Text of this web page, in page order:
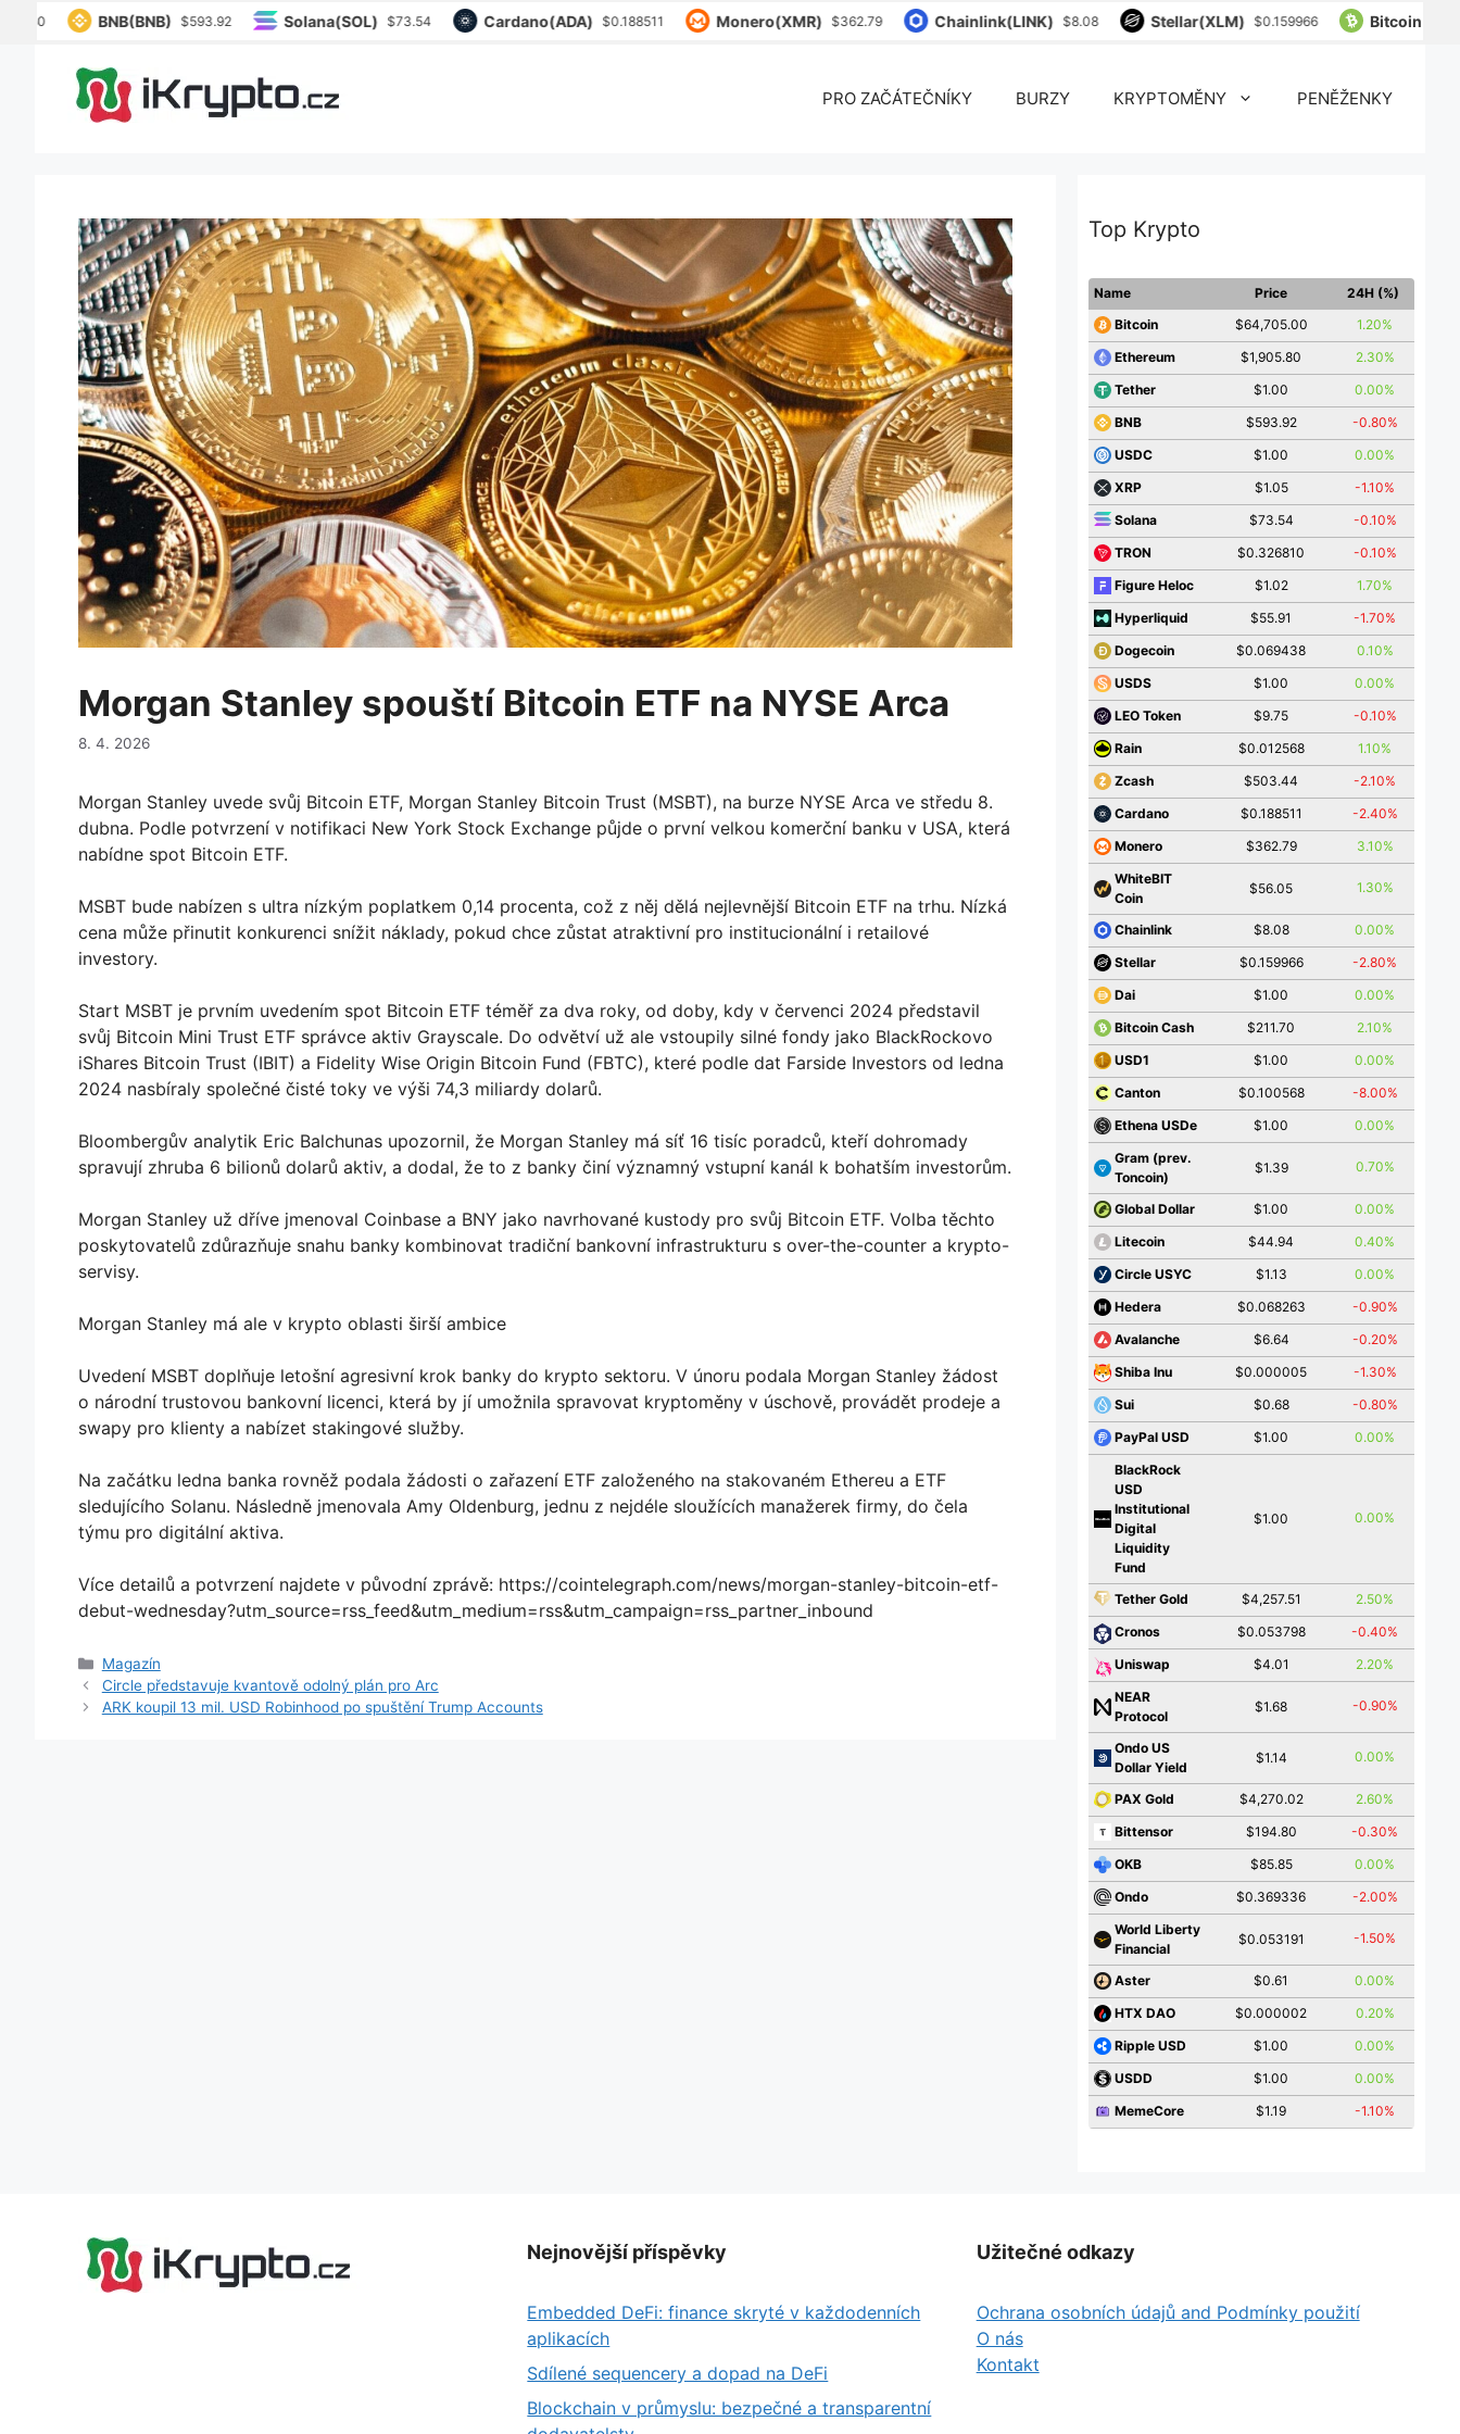
PřeskočitBNB(BNB) $593.92 Solana(SOL) $73.54 Cardano(ADA) $0.188511 Monero(XMR) $362.79 Chainlink(LINK) $8.08 Stellar(XLM) $0.159966 Bitcoin
PRO ZAČÁTEČNÍKY BURZY KRYPTOMĚNY PENĚŽENKY
Morgan Stanley spouští Bitcoin ETF na NYSE Arca
8. 4. 2026
Morgan Stanley uvede svůj Bitcoin ETF, Morgan Stanley Bitcoin Trust (MSBT), na burze NYSE Arca ve středu 8.
dubna. Podle potvrzení v notifikaci New York Stock Exchange půjde o první velkou komerční banku v USA, která
nabídne spot Bitcoin ETF.
MSBT bude nabízen s ultra nízkým poplatkem 0,14 procenta, což z něj dělá nejlevnější Bitcoin ETF na trhu. Nízká
cena může přinutit konkurenci snížit náklady, pokud chce zůstat atraktivní pro institucionální i retailové
investory.
Start MSBT je prvním uvedením spot Bitcoin ETF téměř za dva roky, od doby, kdy v červenci 2024 představil
svůj Bitcoin Mini Trust ETF správce aktiv Grayscale. Do odvětví už ale vstoupily silné fondy jako BlackRockovo
iShares Bitcoin Trust (IBIT) a Fidelity Wise Origin Bitcoin Fund (FBTC), které podle dat Farside Investors od ledna
2024 nasbíraly společné čisté toky ve výši 74,3 miliardy dolarů.
Bloombergův analytik Eric Balchunas upozornil, že Morgan Stanley má síť 16 tisíc poradců, kteří dohromady
spravují zhruba 6 bilionů dolarů aktiv, a dodal, že to z banky činí významný vstupní kanál k bohatším investorům.
Morgan Stanley už dříve jmenoval Coinbase a BNY jako navrhované kustody pro svůj Bitcoin ETF. Volba těchto
poskytovatelů zdůrazňuje snahu banky kombinovat tradiční bankovní infrastrukturu s over-the-counter a krypto-
servisy.
Morgan Stanley má ale v krypto oblasti širší ambice
Uvedení MSBT doplňuje letošní agresivní krok banky do krypto sektoru. V únoru podala Morgan Stanley žádost
o národní trustovou bankovní licenci, která by jí umožnila spravovat kryptoměny v úschově, provádět prodeje a
swapy pro klienty a nabízet stakingové služby.
Na začátku ledna banka rovněž podala žádosti o zařazení ETF založeného na stakovaném Ethereu a ETF
sledujícího Solanu. Následně jmenovala Amy Oldenburg, jednu z nejdéle sloužících manažerek firmy, do čela
týmu pro digitální aktiva.
Více detailů a potvrzení najdete v původní zprávě: https://cointelegraph.com/news/morgan-stanley-bitcoin-etf-
debut-wednesday?utm_source=rss_feed&utm_medium=rss&utm_campaign=rss_partner_inbound
Rubriky
Magazín
Circle představuje kvantově odolný plán pro Arc
ARK koupil 13 mil. USD Robinhood po spuštění Trump Accounts
Top Krypto
Name Price
24H (%)
Bitcoin
$64,705.00 1.20%
Ethereum $1,905.80 2.30%
Tether $1.00 0.00%
BNB $593.92 -0.80%
USDC $1.00 0.00%
XRP $1.05 -1.10%
Solana $73.54 -0.10%
TRON $0.326810 -0.10%
Figure Heloc $1.02 1.70%
Hyperliquid $55.91 -1.70%
Dogecoin $0.069438 0.10%
USDS $1.00 0.00%
LEO Token $9.75 -0.10%
Rain $0.012568 1.10%
Zcash $503.44 -2.10%
Cardano $0.188511 -2.40%
Monero $362.79
3.10%
WhiteBIT
Coin
$56.05 1.30%
Chainlink $8.08 0.00%
Stellar $0.159966 -2.80%
Dai $1.00 0.00%
Bitcoin Cash $211.70 2.10%
USD1 $1.00 0.00%
Canton $0.100568 -8.00%
Ethena USDe $1.00
0.00%
Gram (prev.
Toncoin)
$1.39 0.70%
Global Dollar $1.00 0.00%
Litecoin $44.94 0.40%
Circle USYC $1.13 0.00%
Hedera $0.068263 -0.90%
Avalanche $6.64 -0.20%
Shiba Inu $0.000005 -1.30%
Sui $0.68 -0.80%
PayPal USD $1.00
0.00%
BlackRock
USD
Institutional
Digital
Liquidity
Fund
$1.00 0.00%
Tether Gold $4,257.51 2.50%
Cronos $0.053798 -0.40%
Uniswap $4.01
2.20%
NEAR
Protocol
$1.68 -0.90%
Ondo US
Dollar Yield
$1.14 0.00%
PAX Gold $4,270.02 2.60%
Bittensor $194.80 -0.30%
OKB $85.85 0.00%
Ondo $0.369336
-2.00%
World Liberty
Financial
$0.053191 -1.50%
Aster $0.61 0.00%
HTX DAO $0.000002 0.20%
Ripple USD $1.00 0.00%
USDD $1.00 0.00%
MemeCore $1.19 -1.10%
Nejnovější příspěvky
Embedded DeFi: finance skryté v každodenních
aplikacích
Sdílené sequencery a dopad na DeFi
Blockchain v průmyslu: bezpečné a transparentní
Užitečné odkazy
Ochrana osobních údajů and Podmínky použití
O nás
Kontakt